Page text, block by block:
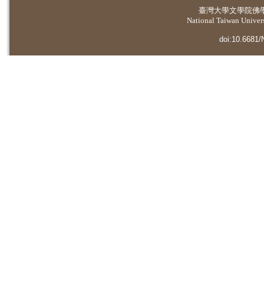
臺灣大學文學院佛
National Taiwan
doi:10.6681/